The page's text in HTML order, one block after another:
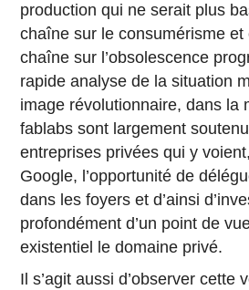
production qui ne serait plus
chaîne sur le consumérisme et
chaîne sur l’obsolescence
rapide analyse de la situation
image révolutionnaire, dans la
fablabs sont largement
entreprises privées qui y
Google, l’opportunité de
dans les foyers et d’ainsi
profondément d’un point de
existentiel le domaine privé.
Il s’agit aussi d’observer cette